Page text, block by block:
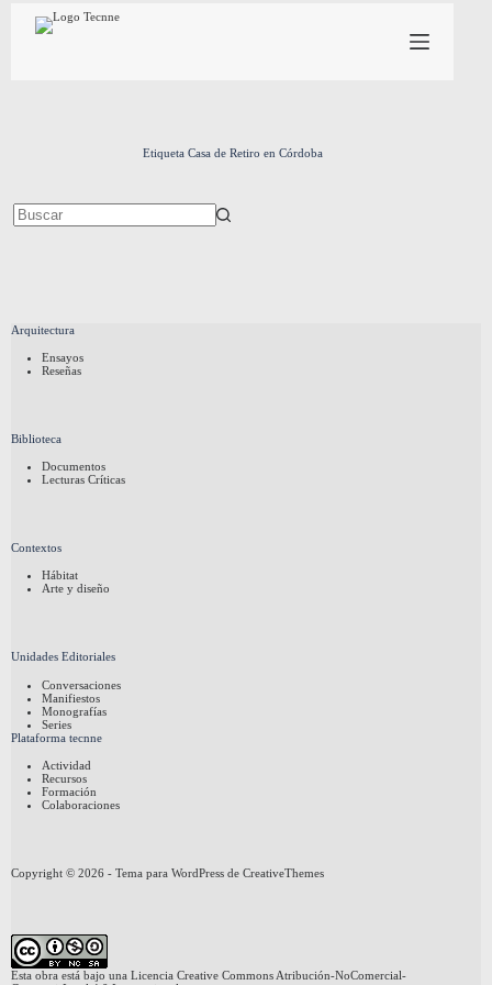
contenido
Etiqueta Casa de Retiro en Córdoba
Arquitectura
Ensayos
Reseñas
Biblioteca
Documentos
Lecturas Críticas
Contextos
Hábitat
Arte y diseño
Unidades Editoriales
Conversaciones
Manifiestos
Monografías
Series
Plataforma tecnne
Actividad
Recursos
Formación
Colaboraciones
Copyright © 2026 - Tema para WordPress de CreativeThemes
Esta obra está bajo una Licencia Creative Commons Atribución-NoComercial-